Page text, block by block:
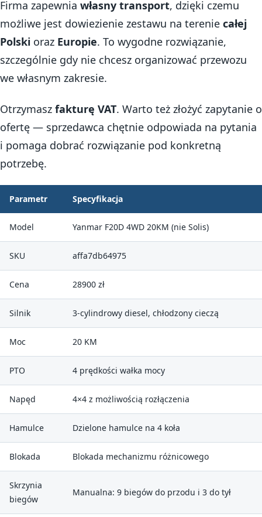
Firma zapewnia własny transport, dzięki czemu
możliwe jest dowiezienie zestawu na terenie całej
Polski oraz Europie. To wygodne rozwiązanie,
szczególnie gdy nie chcesz organizować przewozu
we własnym zakresie.
Otrzymasz fakturę VAT. Warto też złożyć zapytanie o
ofertę — sprzedawca chętnie odpowiada na pytania
i pomaga dobrać rozwiązanie pod konkretną
potrzebę.
Parametr Specyfikacja
Model Yanmar F20D 4WD 20KM (nie Solis)
SKU affa7db64975
Cena 28900 zł
Silnik 3-cylindrowy diesel, chłodzony cieczą
Moc 20 KM
PTO 4 prędkości wałka mocy
Napęd 4×4 z możliwością rozłączenia
Hamulce Dzielone hamulce na 4 koła
Blokada Blokada mechanizmu różnicowego
Skrzynia
biegów
Manualna: 9 biegów do przodu i 3 do tył